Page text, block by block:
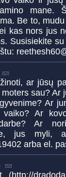
mane.
Be to,
kas nors jus
Susisiekite
ar jūsų
sau? Ar
Ar
vaiko? Ar
Ar
jus myli,
arba el.
(http://